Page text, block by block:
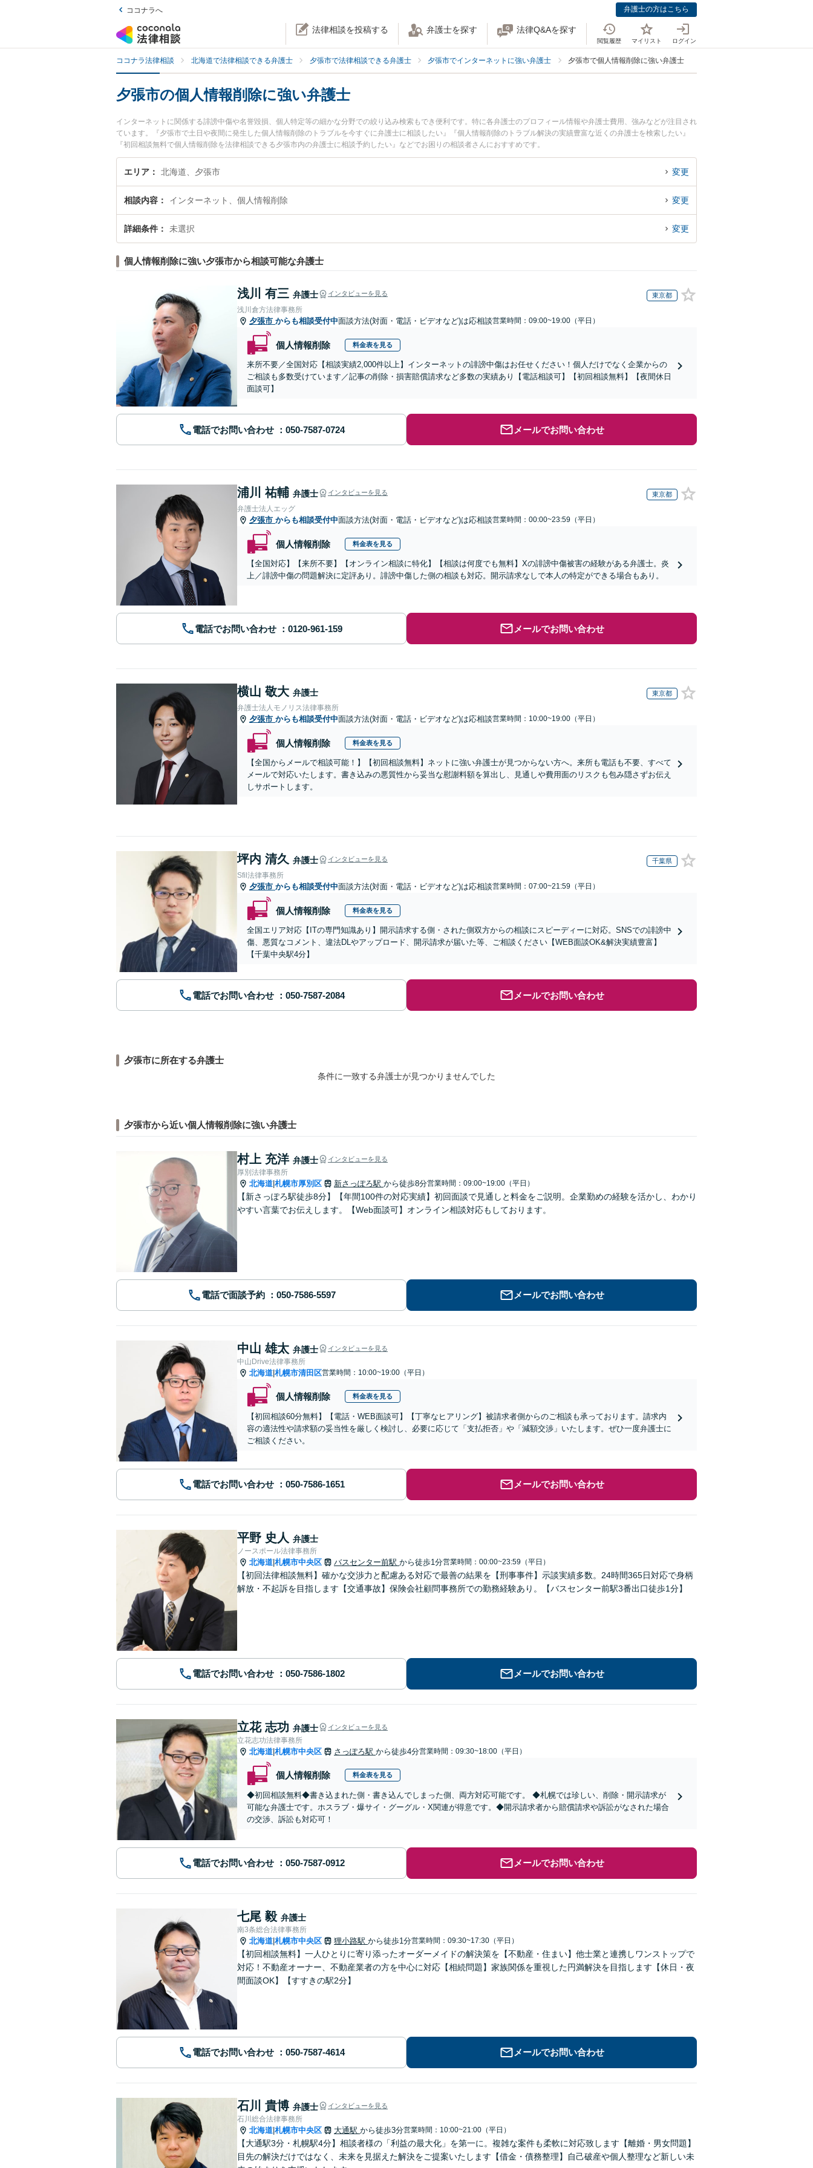
ココナラへ 弁護士の方はこちら
法律相談を投稿する 弁護士を探す 法律Q&Aを探す
閲覧履歴 マイリスト ログイン
ココナラ法律相談 北海道で法律相談できる弁護士 夕張市で法律相談できる弁護士 夕張市でインターネットに強い弁護士 夕張市で個人情報削除に強い弁護士
夕張市の個人情報削除に強い弁護士
インターネットに関係する誹謗中傷や名誉毀損、個人特定等の細かな分野での絞り込み検索もでき便利です。特に各弁護士のプロフィール情報や弁護士費用、強みなどが注目され
ています。『夕張市で土日や夜間に発生した個人情報削除のトラブルを今すぐに弁護士に相談したい』『個人情報削除のトラブル解決の実績豊富な近くの弁護士を検索したい』
『初回相談無料で個人情報削除を法律相談できる夕張市内の弁護士に相談予約したい』などでお困りの相談者さんにおすすめです。
エリア 北海道、夕張市 変更
相談内容 インターネット、個人情報削除 変更
詳細条件 未選択 変更
個人情報削除に強い夕張市から相談可能な弁護士
浅川 有三 弁護士 インタビューを見る 東京都
浅川倉方法律事務所
夕張市 からも相談受付中面談方法(対面・電話・ビデオなど)は応相談営業時間：09:00~19:00（平日）
個人情報削除 料金表を見る
来所不要／全国対応【相談実績2,000件以上】インターネットの誹謗中傷はお任せください！個人だけでなく企業からの
ご相談も多数受けています／記事の削除・損害賠償請求など多数の実績あり【電話相談可】【初回相談無料】【夜間休日
面談可】
電話でお問い合わせ メールでお問い合わせ
浦川 祐輔 弁護士 インタビューを見る 東京都
弁護士法人エッグ
夕張市 からも相談受付中面談方法(対面・電話・ビデオなど)は応相談営業時間：00:00~23:59（平日）
個人情報削除 料金表を見る
【全国対応】【来所不要】【オンライン相談に特化】【相談は何度でも無料】Xの誹謗中傷被害の経験がある弁護士。炎
上／誹謗中傷の問題解決に定評あり。誹謗中傷した側の相談も対応。開示請求なしで本人の特定ができる場合もあり。
電話でお問い合わせ メールでお問い合わせ
横山 敬大 弁護士 東京都
弁護士法人モノリス法律事務所
夕張市 からも相談受付中面談方法(対面・電話・ビデオなど)は応相談営業時間：10:00~19:00（平日）
個人情報削除 料金表を見る
【全国からメールで相談可能！】【初回相談無料】ネットに強い弁護士が見つからない方へ。来所も電話も不要、すべて
メールで対応いたします。書き込みの悪質性から妥当な慰謝料額を算出し、見通しや費用面のリスクも包み隠さずお伝え
しサポートします。
坪内 清久 弁護士 インタビューを見る 千葉県
Sfil法律事務所
夕張市 からも相談受付中面談方法(対面・電話・ビデオなど)は応相談営業時間：07:00~21:59（平日）
個人情報削除 料金表を見る
全国エリア対応【ITの専門知識あり】開示請求する側・された側双方からの相談にスピーディーに対応。SNSでの誹謗中
傷、悪質なコメント、違法DLやアップロード、開示請求が届いた等、ご相談ください【WEB面談OK&解決実績豊富】
【千葉中央駅4分】
電話でお問い合わせ メールでお問い合わせ
夕張市に所在する弁護士
条件に一致する弁護士が見つかりませんでした
夕張市から近い個人情報削除に強い弁護士
村上 充洋 弁護士 インタビューを見る
厚別法律事務所
北海道 札幌市厚別区 新さっぽろ駅 から徒歩8分営業時間：09:00~19:00（平日）
【新さっぽろ駅徒歩8分】【年間100件の対応実績】初回面談で見通しと料金をご説明。企業勤めの経験を活かし、わかり
やすい言葉でお伝えします。【Web面談可】オンライン相談対応もしております。
電話で面談予約 メールでお問い合わせ
中山 雄太 弁護士 インタビューを見る
中山Drive法律事務所
北海道 札幌市清田区営業時間：10:00~19:00（平日）
個人情報削除 料金表を見る
【初回相談60分無料】【電話・WEB面談可】【丁寧なヒアリング】被請求者側からのご相談も承っております。請求内
容の適法性や請求額の妥当性を厳しく検討し、必要に応じて「支払拒否」や「減額交渉」いたします。ぜひ一度弁護士に
ご相談ください。
電話でお問い合わせ メールでお問い合わせ
平野 史人 弁護士
ノースポール法律事務所
北海道 札幌市中央区 バスセンター前駅 から徒歩1分営業時間：00:00~23:59（平日）
【初回法律相談無料】確かな交渉力と配慮ある対応で最善の結果を【刑事事件】示談実績多数。24時間365日対応で身柄
解放・不起訴を目指します【交通事故】保険会社顧問事務所での勤務経験あり。【バスセンター前駅3番出口徒歩1分】
電話でお問い合わせ メールでお問い合わせ
立花 志功 弁護士 インタビューを見る
立花志功法律事務所
北海道 札幌市中央区 さっぽろ駅 から徒歩4分営業時間：09:30~18:00（平日）
個人情報削除 料金表を見る
◆初回相談無料◆書き込まれた側・書き込んでしまった側、両方対応可能です。 ◆札幌では珍しい、削除・開示請求が
可能な弁護士です。ホスラブ・爆サイ・グーグル・X関連が得意です。◆開示請求者から賠償請求や訴訟がなされた場合
の交渉、訴訟も対応可！
電話でお問い合わせ メールでお問い合わせ
七尾 毅 弁護士
南3条総合法律事務所
北海道 札幌市中央区 狸小路駅 から徒歩1分営業時間：09:30~17:30（平日）
【初回相談無料】一人ひとりに寄り添ったオーダーメイドの解決策を【不動産・住まい】他士業と連携しワンストップで
対応！不動産オーナー、不動産業者の方を中心に対応【相続問題】家族関係を重視した円満解決を目指します【休日・夜
間面談OK】【すすきの駅2分】
電話でお問い合わせ メールでお問い合わせ
石川 貴博 弁護士 インタビューを見る
石川総合法律事務所
北海道 札幌市中央区 大通駅 から徒歩3分営業時間：10:00~21:00（平日）
【大通駅3分・札幌駅4分】相談者様の「利益の最大化」を第一に。複雑な案件も柔軟に対応致します【離婚・男女問題】
目先の解決だけではなく、未来を見据えた解決をご提案いたします【借金・債務整理】自己破産や個人整理など新しい未